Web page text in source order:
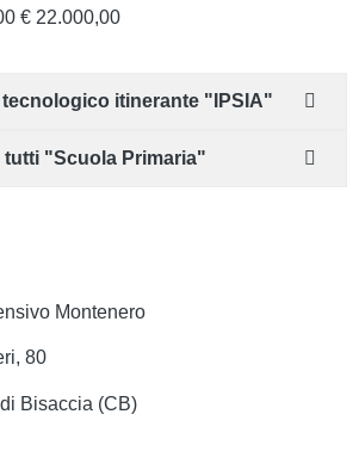
€ 22.000,00
itinerante "IPSIA"
tutti "Scuola Primaria"
Montenero
80
Bisaccia (CB)